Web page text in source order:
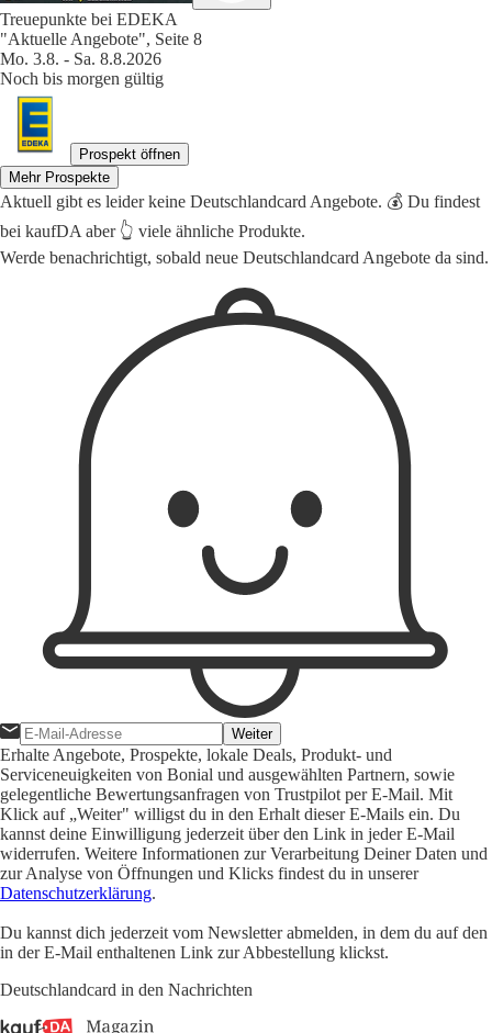
Treuepunkte bei EDEKA
"Aktuelle Angebote", Seite 8
Mo. 3.8. - Sa. 8.8.2026
Noch bis morgen gültig
Prospekt öffnen
Mehr Prospekte
Aktuell gibt es leider keine Deutschlandcard Angebote. 💰 Du findest
bei kaufDA aber 👆 viele ähnliche Produkte.
Werde benachrichtigt, sobald neue Deutschlandcard Angebote da sind.
Weiter
Erhalte Angebote, Prospekte, lokale Deals, Produkt- und
Serviceneuigkeiten von Bonial und ausgewählten Partnern, sowie
gelegentliche Bewertungsanfragen von Trustpilot per E-Mail. Mit
Klick auf „Weiter" willigst du in den Erhalt dieser E-Mails ein. Du
kannst deine Einwilligung jederzeit über den Link in jeder E-Mail
widerrufen. Weitere Informationen zur Verarbeitung Deiner Daten und
zur Analyse von Öffnungen und Klicks findest du in unserer
Datenschutzerklärung.
Du kannst dich jederzeit vom Newsletter abmelden, in dem du auf den
in der E-Mail enthaltenen Link zur Abbestellung klickst.
Deutschlandcard in den Nachrichten